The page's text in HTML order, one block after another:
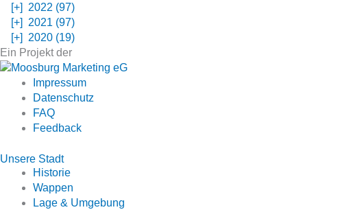
[+]
2022 (97)
[+]
2021 (97)
[+]
2020 (19)
Ein Projekt der
Impressum
Datenschutz
FAQ
Feedback
Unsere Stadt
Historie
Wappen
Lage & Umgebung